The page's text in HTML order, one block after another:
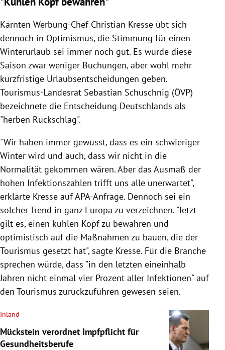
Kärnten Werbung-Chef Christian Kresse übt sich
dennoch in Optimismus, die Stimmung für einen
Winterurlaub sei immer noch gut. Es würde diese
Saison zwar weniger Buchungen, aber wohl mehr
kurzfristige Urlaubsentscheidungen geben.
Tourismus-Landesrat Sebastian Schuschnig (ÖVP)
bezeichnete die Entscheidung Deutschlands als
"herben Rückschlag".
"Wir haben immer gewusst, dass es ein schwieriger
Winter wird und auch, dass wir nicht in die
Normalität gekommen wären. Aber das Ausmaß der
hohen Infektionszahlen trifft uns alle unerwartet",
erklärte Kresse auf APA-Anfrage. Dennoch sei ein
solcher Trend in ganz Europa zu verzeichnen. "Jetzt
gilt es, einen kühlen Kopf zu bewahren und
optimistisch auf die Maßnahmen zu bauen, die der
Tourismus gesetzt hat", sagte Kresse. Für die Branche
sprechen würde, dass "in den letzten eineinhalb
Jahren nicht einmal vier Prozent aller Infektionen" auf
den Tourismus zurückzuführen gewesen seien.
Inland
Mückstein verordnet Impfpflicht für
Gesundheitsberufe